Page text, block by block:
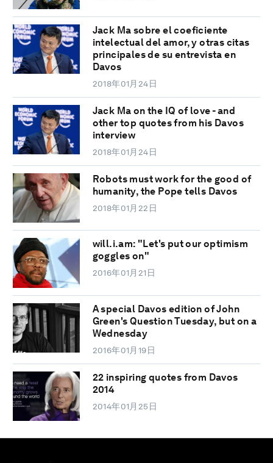
Jack Ma sobre el coeficiente
intelectual del amor, y otras citas
principales de su entrevista en
Davos
2018年01月24日
Jack Ma on the IQ of love - and
other top quotes from his Davos
interview
2018年01月24日
Robots must work for the good of
humanity, the Pope tells Davos
2018年01月22日
will.i.am: "Let's put our optimism
goggles on"
2016年01月21日
A special Davos edition of John
Green's Question Tuesday, but on a
Wednesday
2016年01月19日
22 inspiring quotes from Davos
2014
2014年01月25日